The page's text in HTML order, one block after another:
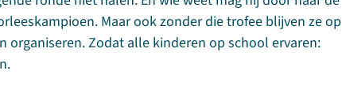
Maar ook zonder die trofee blijven ze op
organiseren. Zodat alle kinderen op school ervaren: